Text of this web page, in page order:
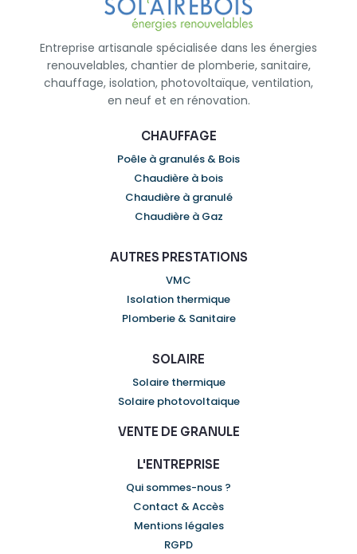
Entreprise artisanale spécialisée dans les énergies
renouvelables, chantier de plomberie, sanitaire,
chauffage, isolation, photovoltaïque, ventilation,
en neuf et en rénovation.
CHAUFFAGE
Poêle à granulés & Bois
Chaudière à bois
Chaudière à granulé
Chaudière à Gaz
AUTRES PRESTATIONS
VMC
Isolation thermique
Plomberie & Sanitaire
SOLAIRE
Solaire thermique
Solaire photovoltaique
VENTE DE GRANULE
L'ENTREPRISE
Qui sommes-nous ?
Contact & Accès
Mentions légales
RGPD